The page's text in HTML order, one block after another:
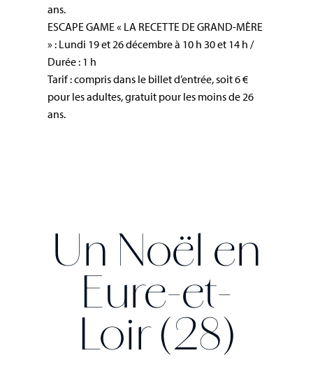
ans.
ESCAPE GAME « LA RECETTE DE GRAND-MÈRE
» : Lundi 19 et 26 décembre à 10 h 30 et 14 h /
Durée : 1 h
Tarif : compris dans le billet d’entrée, soit 6 €
pour les adultes, gratuit pour les moins de 26
ans.
Un Noël en
Eure-et-
Loir (28)